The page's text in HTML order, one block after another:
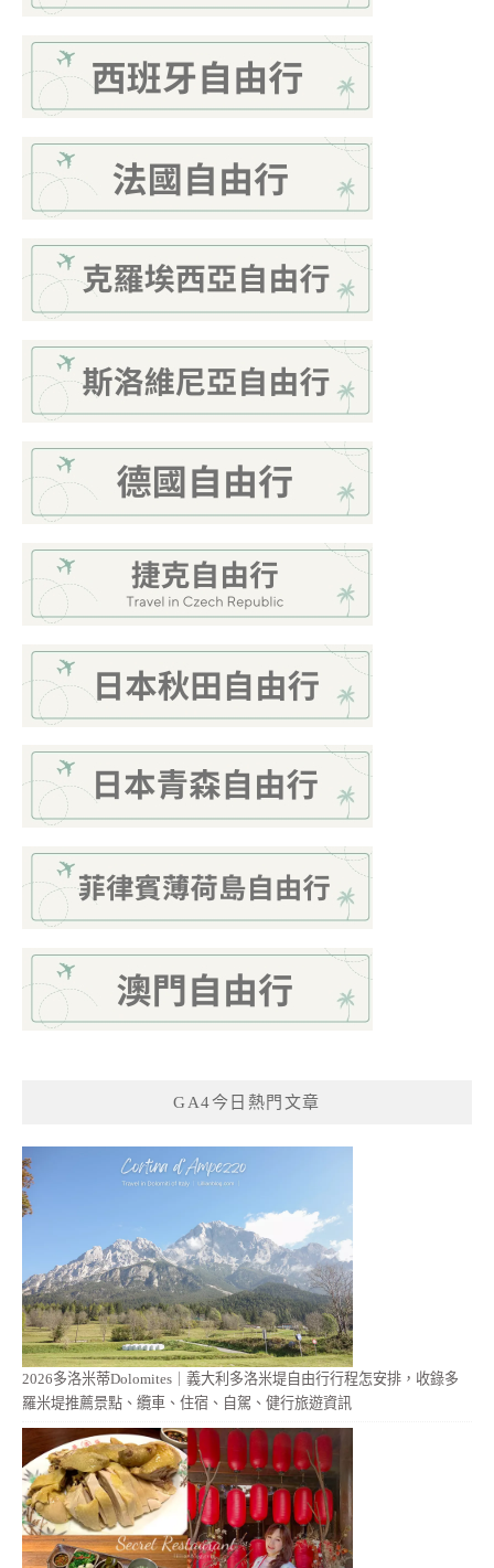
GA4今日熱門文章
2026多洛米蒂Dolomites｜義大利多洛米堤自由行行程怎安排，收錄多
羅米堤推薦景點、纜車、住宿、自駕、健行旅遊資訊